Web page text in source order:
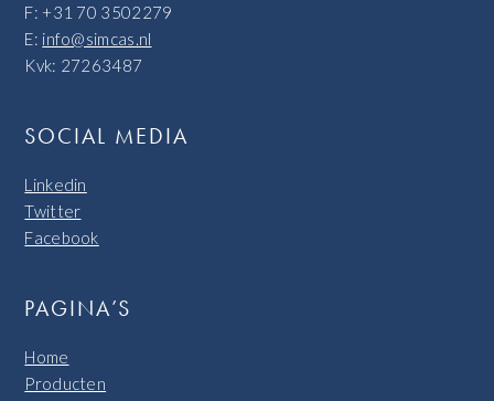
F: +31 70 3502279
E: info@simcas.nl
Kvk: 27263487
SOCIAL MEDIA
Linkedin
Twitter
Facebook
PAGINA’S
Home
Producten